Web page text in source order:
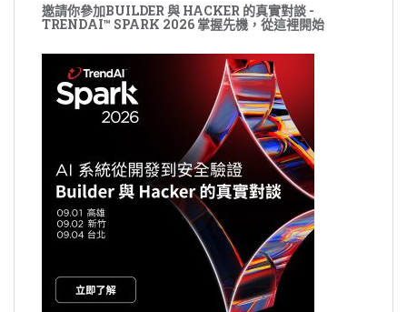
邀請你參加BUILDER 與 HACKER 的真實對談 -
TRENDAI™ SPARK 2026 掌握先機，從這裡開始